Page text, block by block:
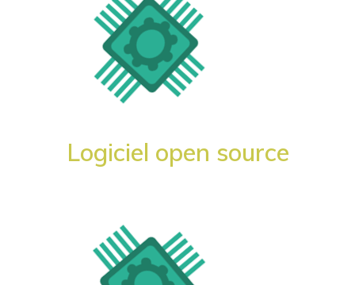
Logiciel open source